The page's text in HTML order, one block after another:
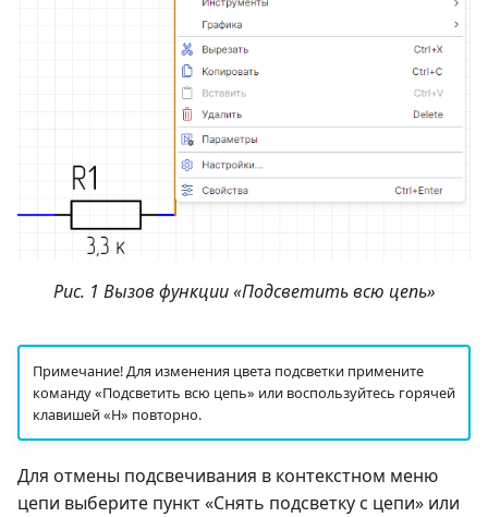
Рис. 1 Вызов функции «Подсветить всю цепь»
Примечание! Для изменения цвета подсветки примените
команду «Подсветить всю цепь» или воспользуйтесь горячей
клавишей «H» повторно.
Для отмены подсвечивания в контекстном меню
цепи выберите пункт «Снять подсветку с цепи» или